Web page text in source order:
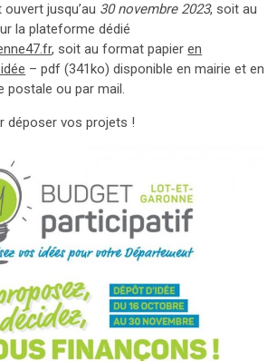
jusqu’au 30 novembre 2023, soit au
la plateforme dédié
, soit au format papieren
– pdf (341ko) disponible en mairie et en
postale ou par mail.
déposer vos projets !